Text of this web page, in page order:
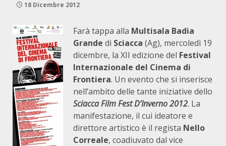
18 Dicembre 2012
Farà tappa alla Multisala Badia
Grande di Sciacca (Ag), mercoledì 19
dicembre, la XII edizione del Festival
Internazionale del Cinema di
Frontiera. Un evento che si inserisce
nell’ambito delle tante iniziative dello
Sciacca Film Fest D’Inverno 2012. La
manifestazione, il cui ideatore e
direttore artistico è il regista Nello
Correale, coadiuvato dal vice